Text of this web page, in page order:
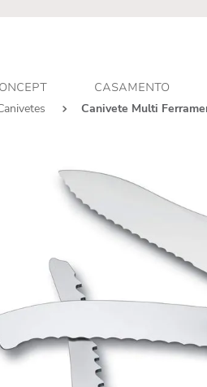
CASAMENTO
Canivete Multi